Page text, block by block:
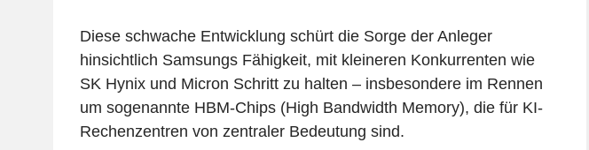
Diese schwache Entwicklung schürt die Sorge der Anleger
hinsichtlich Samsungs Fähigkeit, mit kleineren Konkurrenten wie
SK Hynix und Micron Schritt zu halten – insbesondere im Rennen
um sogenannte HBM-Chips (High Bandwidth Memory), die für KI-
Rechenzentren von zentraler Bedeutung sind.